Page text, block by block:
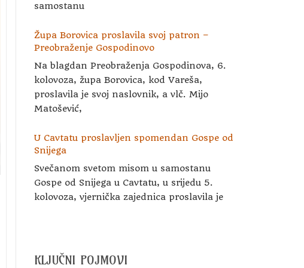
samostanu
Župa Borovica proslavila svoj patron –
Preobraženje Gospodinovo
Na blagdan Preobraženja Gospodinova, 6.
kolovoza, župa Borovica, kod Vareša,
proslavila je svoj naslovnik, a vlč. Mijo
Matošević,
U Cavtatu proslavljen spomendan Gospe od
Snijega
Svečanom svetom misom u samostanu
Gospe od Snijega u Cavtatu, u srijedu 5.
kolovoza, vjernička zajednica proslavila je
KLJUČNI POJMOVI